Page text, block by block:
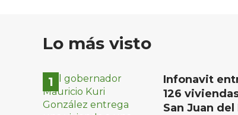
Lo más visto
Infonavit
126
San Juan del